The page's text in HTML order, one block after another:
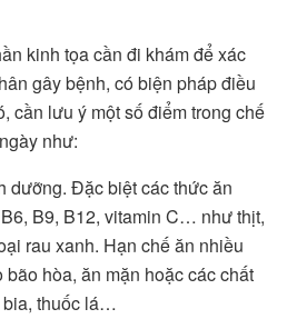
kinh tọa cần đi khám để xác
gây bệnh, có biện pháp điều
cần lưu ý một số điểm trong chế
như:
dưỡng. Đặc biệt các thức ăn
B9, B12, vitamin C… như thịt,
rau xanh. Hạn chế ăn nhiều
hòa, ăn mặn hoặc các chất
thuốc lá…